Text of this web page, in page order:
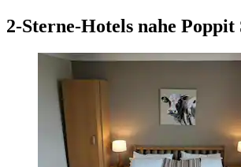
2-Sterne-Hotels nahe Poppit